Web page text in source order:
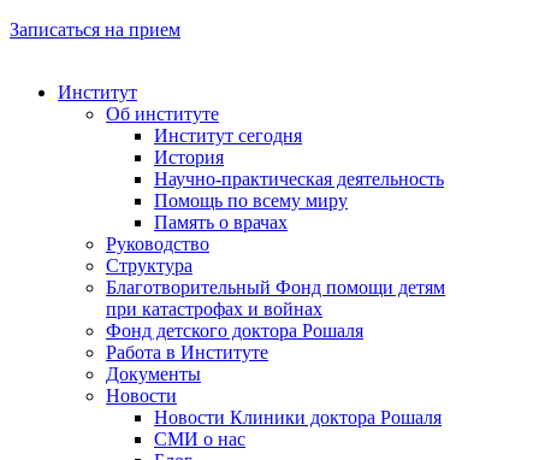
Записаться на прием
Институт
Об институте
Институт сегодня
История
Научно-практическая деятельность
Помощь по всему миру
Память о врачах
Руководство
Структура
Благотворительный Фонд помощи детям
при катастрофах и войнах
Фонд детского доктора Рошаля
Работа в Институте
Документы
Новости
Новости Клиники доктора Рошаля
СМИ о нас